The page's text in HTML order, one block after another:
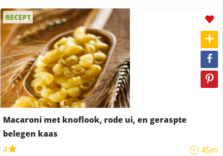
RECEPT
Macaroni met knoflook, rode ui, en geraspte
belegen kaas
4
45m